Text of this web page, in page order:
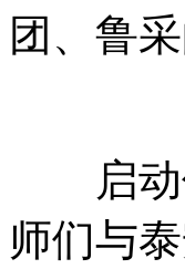
团、鲁
启动仪
师们与